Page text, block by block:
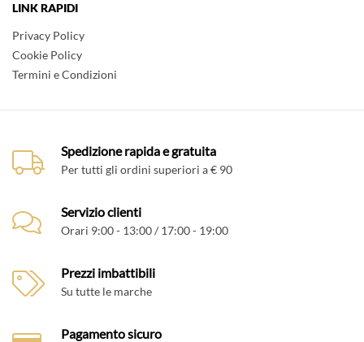
LINK RAPIDI
Privacy Policy
Cookie Policy
Termini e Condizioni
Spedizione rapida e gratuita
Per tutti gli ordini superiori a € 90
Servizio clienti
Orari 9:00 - 13:00 / 17:00 - 19:00
Prezzi imbattibili
Su tutte le marche
Pagamento sicuro